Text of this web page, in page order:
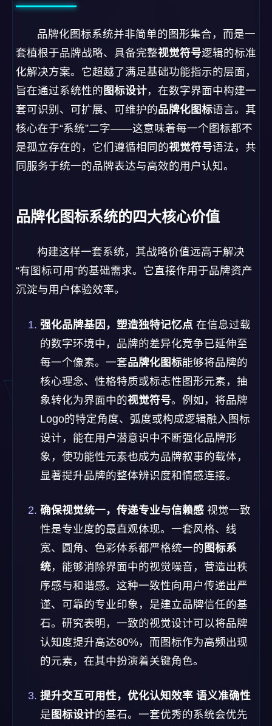
品牌化图标系统并非简单的图形集合，而是一
套植根于品牌战略、具备完整视觉符号逻辑的标准
化解决方案。它超越了满足基础功能指示的层面，
旨在通过系统性的 图标设计，在数字界面中构建一
套可识别、可扩展、可维护的品牌化图标语言。其
核心在于“系统”二字——这意味着每一个图标都不
是孤立存在的，它们遵循相同的视觉符号语法，共
同服务于统一的品牌表达与高效的用户认知。
品牌化图标系统的四大核心价值
构建这样一套系统，其战略价值远高于解决
“有图标可用”的基础需求。它直接作用于品牌资产
沉淀与用户体验效率。
强化品牌基因，塑造独特记忆点 在信息过载
的数字环境中，品牌的差异化竞争已延伸至
每一个像素。一套品牌化图标能够将品牌的
核心理念、性格特质或标志性图形元素，抽
象转化为界面中的视觉符号。例如，将品牌
Logo的特定角度、弧度或构成逻辑融入图标
设计，能在用户潜意识中不断强化品牌形
象，使功能性元素也成为品牌叙事的载体，
显著提升品牌的整体辨识度和情感连接。
确保视觉统一，传递专业与信赖感 视觉一致
性是专业度的最直观体现。一套风格、线
宽、圆角、色彩体系都严格统一的 图标系
统，能够消除界面中的视觉噪音，营造出秩
序感与和谐感。这种一致性向用户传递出严
谨、可靠的专业印象，是建立品牌信任的基
石。研究表明，一致的视觉设计可以将品牌
认知度提升高达80%，而图标作为高频出现
的元素，在其中扮演着关键角色。
提升交互可用性，优化认知效率 语义准确性
是 图标设计的基石。一套优秀的系统会优先